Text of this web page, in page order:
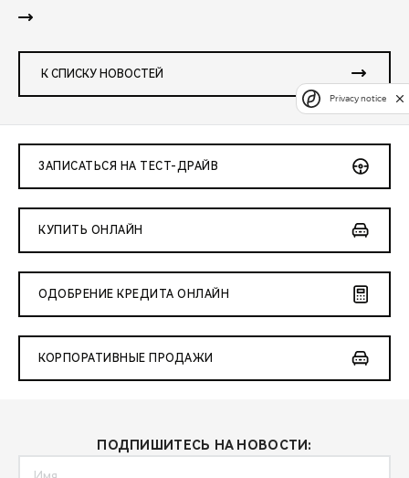
К СПИСКУ НОВОСТЕЙ
ЗАПИСАТЬСЯ НА ТЕСТ-ДРАЙВ
КУПИТЬ ОНЛАЙН
ОДОБРЕНИЕ КРЕДИТА ОНЛАЙН
КОРПОРАТИВНЫЕ ПРОДАЖИ
ПОДПИШИТЕСЬ НА НОВОСТИ:
Privacy notice